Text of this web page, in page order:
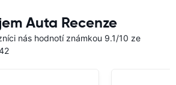
Auta Recenze
nás hodnotí známkou 9.1/10 ze